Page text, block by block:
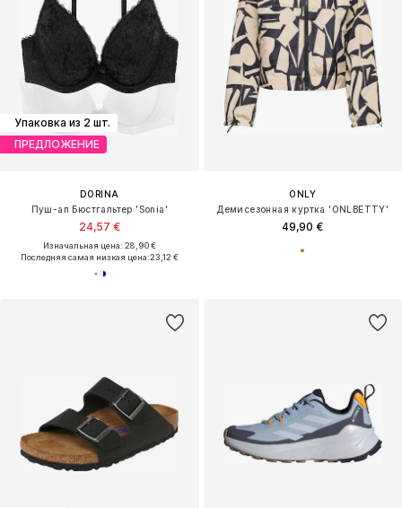
Упаковка из 2 шт.
ПРЕДЛОЖЕНИЕ
DORINA
Пуш-ап Бюстгальтер 'Sonia'
24,57 €
Изначальная цена: 28,90 €
Последняя самая низкая цена:23,12 €
ONLY
Демисезонная куртка 'ONLBETTY'
49,90 €